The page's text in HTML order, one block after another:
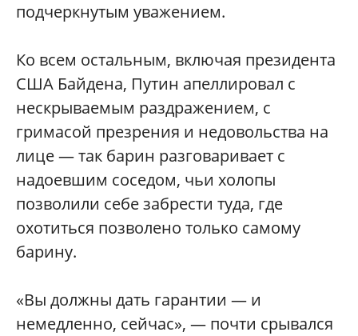
подчеркнутым уважением.
Ко всем остальным, включая президента
США Байдена, Путин апеллировал с
нескрываемым раздражением, с
гримасой презрения и недовольства на
лице — так барин разговаривает с
надоевшим соседом, чьи холопы
позволили себе забрести туда, где
охотиться позволено только самому
барину.
«Вы должны дать гарантии — и
немедленно, сейчас», — почти срывался